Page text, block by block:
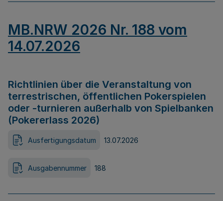
MB.NRW 2026 Nr. 188 vom
14.07.2026
Richtlinien über die Veranstaltung von
terrestrischen, öffentlichen Pokerspielen
oder -turnieren außerhalb von Spielbanken
(Pokererlass 2026)
Ausfertigungsdatum 13.07.2026
Ausgabennummer 188